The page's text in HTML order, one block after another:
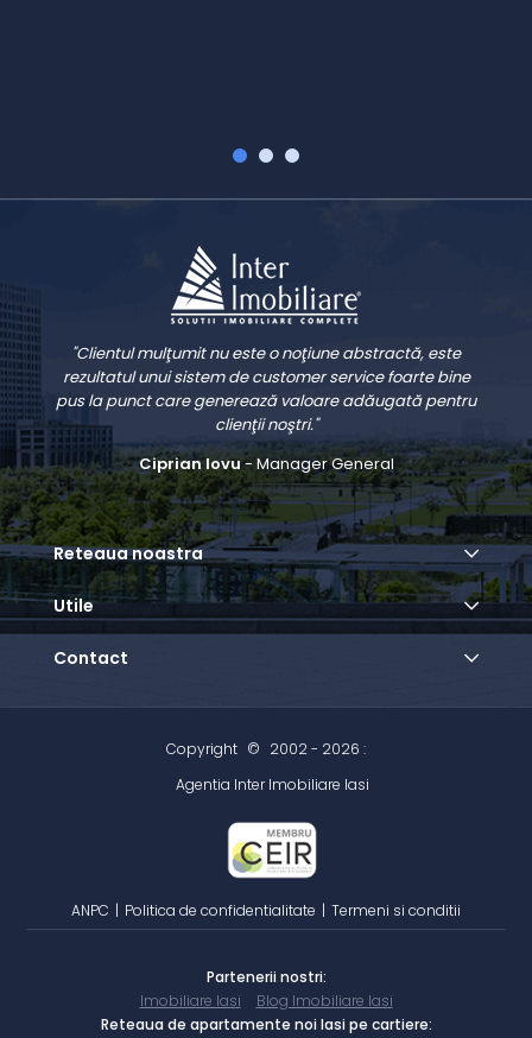
"Clientul mulţumit nu este o noţiune abstractă, este
rezultatul unui sistem de customer service foarte bine
pus la punct care generează valoare adăugată pentru
clienţii noştri."
Ciprian Iovu- Manager General
Reteaua noastra
Utile
Contact
Copyright © 2002 - 2026 :
Agentia Inter Imobiliare Iasi
ANPC | Politica de confidentialitate | Termeni si conditii
Partenerii nostri:
Imobiliare Iasi
Blog Imobiliare Iasi
Reteaua de apartamente noi Iasi pe cartiere: